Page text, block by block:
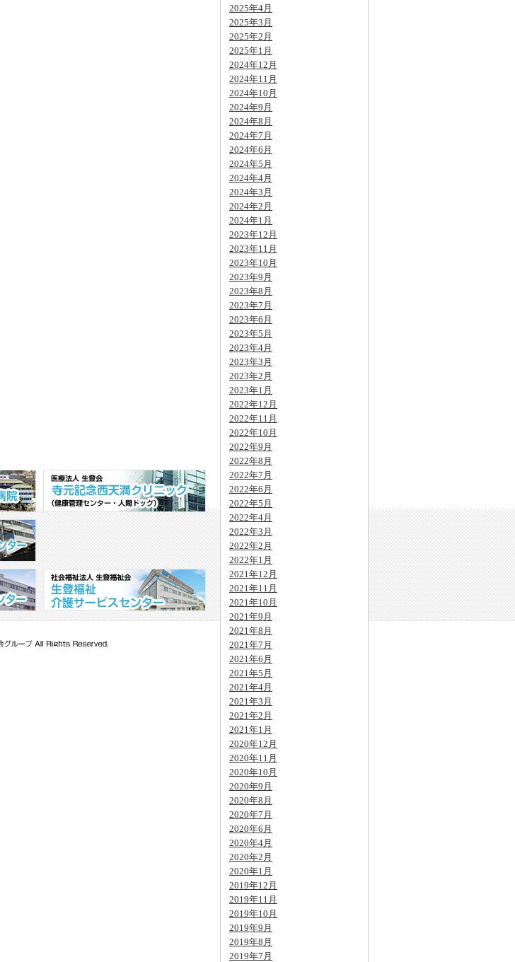
2025年4月
2025年3月
2025年2月
2025年1月
2024年12月
2024年11月
2024年10月
2024年9月
2024年8月
2024年7月
2024年6月
2024年5月
2024年4月
2024年3月
2024年2月
2024年1月
2023年12月
2023年11月
2023年10月
2023年9月
2023年8月
2023年7月
2023年6月
2023年5月
2023年4月
2023年3月
2023年2月
2023年1月
2022年12月
2022年11月
2022年10月
2022年9月
2022年8月
2022年7月
2022年6月
2022年5月
2022年4月
2022年3月
2022年2月
2022年1月
2021年12月
2021年11月
2021年10月
2021年9月
2021年8月
2021年7月
2021年6月
2021年5月
2021年4月
2021年3月
2021年2月
2021年1月
2020年12月
2020年11月
2020年10月
2020年9月
2020年8月
2020年7月
2020年6月
2020年4月
2020年2月
2020年1月
2019年12月
2019年11月
2019年10月
2019年9月
2019年8月
2019年7月